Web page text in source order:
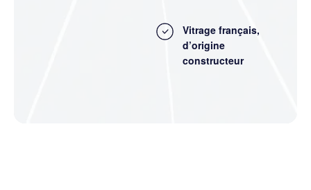
Vitrage français,
d’origine
constructeur